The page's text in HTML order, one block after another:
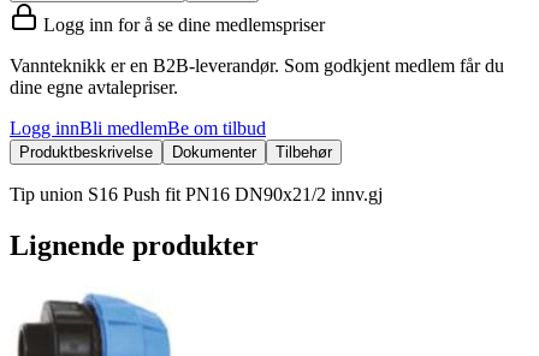
Logg inn for å se dine medlemspriser
Vannteknikk er en B2B-leverandør. Som godkjent medlem får du
dine egne avtalepriser.
Logg innBli medlemBe om tilbud
Produktbeskrivelse Dokumenter Tilbehør
Tip union S16 Push fit PN16 DN90x21/2 innv.gj
Lignende produkter